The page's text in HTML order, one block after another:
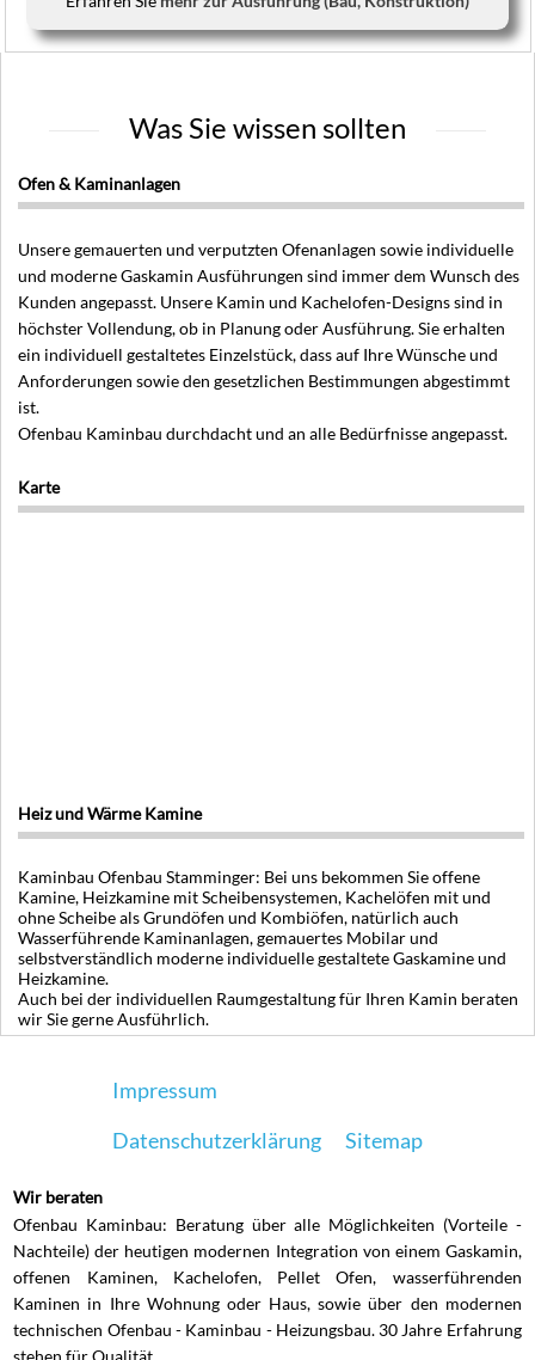
Was Sie wissen sollten
Ofen & Kaminanlagen
Unsere gemauerten und verputzten Ofenanlagen sowie individuelle
und moderne Gaskamin Ausführungen sind immer dem Wunsch des
Kunden angepasst. Unsere Kamin und Kachelofen-Designs sind in
höchster Vollendung, ob in Planung oder Ausführung. Sie erhalten
ein individuell gestaltetes Einzelstück, dass auf Ihre Wünsche und
Anforderungen sowie den gesetzlichen Bestimmungen abgestimmt
ist.
Ofenbau Kaminbau durchdacht und an alle Bedürfnisse angepasst.
Karte
Heiz und Wärme Kamine
Kaminbau Ofenbau Stamminger: Bei uns bekommen Sie offene
Kamine, Heizkamine mit Scheibensystemen, Kachelöfen mit und
ohne Scheibe als Grundöfen und Kombiöfen, natürlich auch
Wasserführende Kaminanlagen, gemauertes Mobilar und
selbstverständlich moderne individuelle gestaltete Gaskamine und
Heizkamine.
Auch bei der individuellen Raumgestaltung für Ihren Kamin beraten
wir Sie gerne Ausführlich.
Impressum
Datenschutzerklärung
Sitemap
Wir beraten
Ofenbau Kaminbau: Beratung über alle Möglichkeiten (Vorteile -
Nachteile) der heutigen modernen Integration von einem Gaskamin,
offenen Kaminen, Kachelofen, Pellet Ofen, wasserführenden
Kaminen in Ihre Wohnung oder Haus, sowie über den modernen
technischen Ofenbau - Kaminbau - Heizungsbau. 30 Jahre Erfahrung
stehen für Qualität.